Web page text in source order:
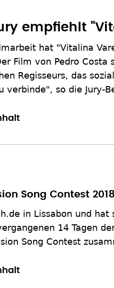
empfiehlt
hat "Vitalina
Film von Pedro Costa
Regisseurs, das
verbinde", so die Jury-
Song Contest 2018
in Lissabon und
14 Tagen
Song Contest